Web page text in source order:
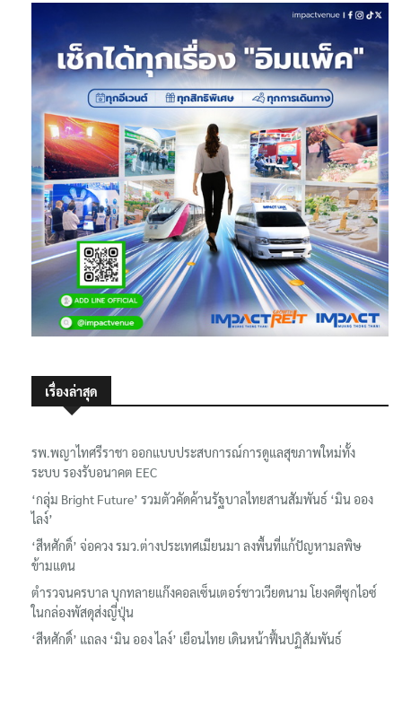
เรื่องล่าสุด
ระบบ รองรับอนาคต EEC
‘กลุ่ม Bright Future’ รวมตัวคัดค้านรัฐบาลไทยสานสัมพันธ์ ‘มิน ออง
ไลง์’
‘สีหศักดิ์’ จ่อควง รมว.ต่างประเทศเมียนมา ลงพื้นที่แก้ปัญหามลพิษ
ข้ามแดน
ตำรวจนครบาล บุกทลายแก๊งคอลเซ็นเตอร์ชาวเวียดนาม โยงคดีซุกไอซ์
ในกล่องพัสดุส่งญี่ปุ่น
‘สีหศักดิ์’ แถลง ‘มิน ออง ไลง์’ เยือนไทย เดินหน้าฟื้นปฏิสัมพันธ์